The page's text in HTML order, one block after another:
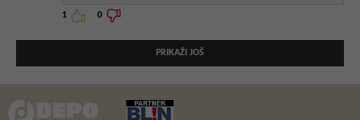
1 0
PRIKAŽI JOŠ